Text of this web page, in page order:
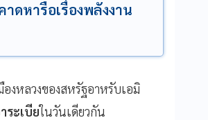
ดหารือเรื่องพลังงาน
องหลวงของสหรัฐอาหรับเอมิ
ระเบียในวันเดียวกัน